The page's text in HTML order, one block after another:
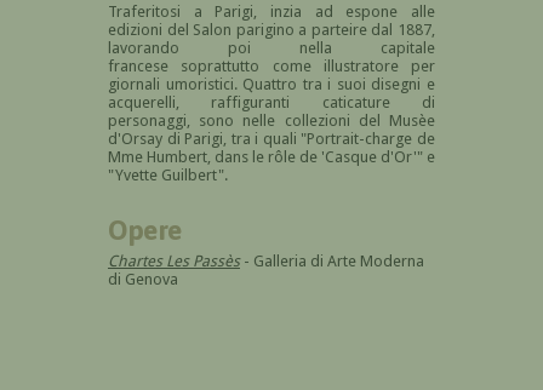
Traferitosi a Parigi, inzia ad espone alle
edizioni del Salon parigino a parteire dal 1887,
lavorando poi nella capitale
francese soprattutto come illustratore per
giornali umoristici. Quattro tra i suoi disegni e
acquerelli, raffiguranti caticature di
personaggi, sono nelle collezioni del Musèe
d'Orsay di Parigi, tra i quali "Portrait-charge de
Mme Humbert, dans le rôle de 'Casque d'Or'" e
"Yvette Guilbert".
Opere
Chartes Les Passès- Galleria di Arte Moderna
di Genova